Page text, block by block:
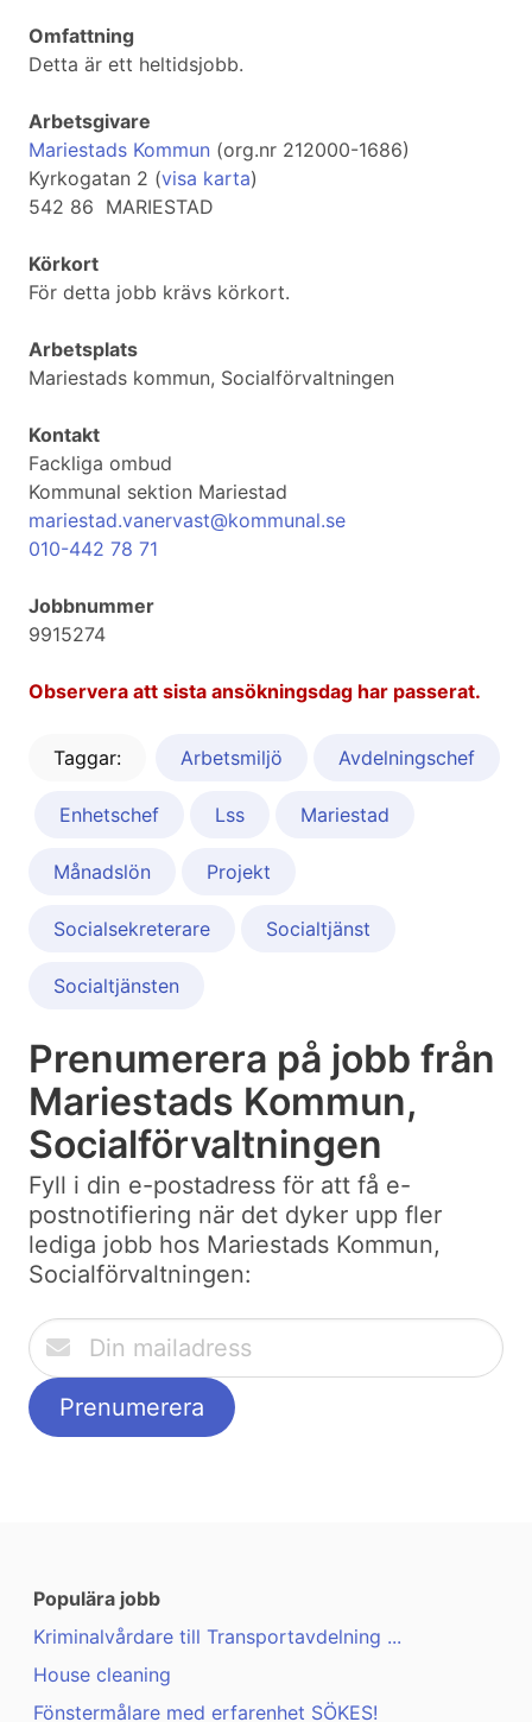
Omfattning
Detta är ett heltidsjobb.
Arbetsgivare
Mariestads Kommun (org.nr 212000-1686)
Kyrkogatan 2 (visa karta)
542 86 MARIESTAD
Körkort
För detta jobb krävs körkort.
Arbetsplats
Mariestads kommun, Socialförvaltningen
Kontakt
Fackliga ombud
Kommunal sektion Mariestad
mariestad.vanervast@kommunal.se
010-442 78 71
Jobbnummer
9915274
Observera att sista ansökningsdag har passerat.
Taggar: Arbetsmiljö Avdelningschef
Enhetschef Lss Mariestad
Månadslön Projekt
Socialsekreterare Socialtjänst
Socialtjänsten
Prenumerera på jobb från
Mariestads Kommun,
Socialförvaltningen
Fyll i din e-postadress för att få e-
postnotifiering när det dyker upp fler
lediga jobb hos Mariestads Kommun,
Socialförvaltningen:
Populära jobb
Kriminalvårdare till Transportavdelning ...
House cleaning
Fönstermålare med erfarenhet SÖKES!